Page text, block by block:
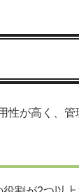
性が高く、管